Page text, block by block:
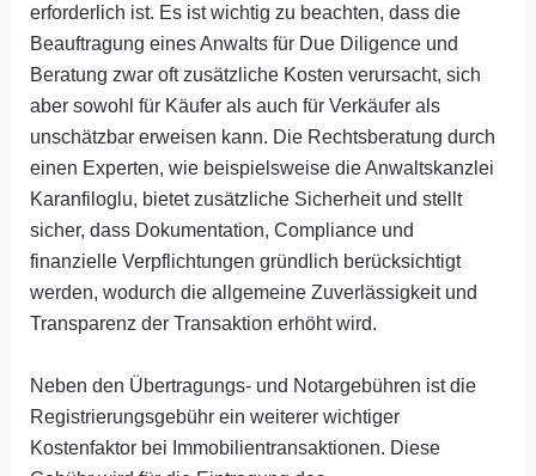
erforderlich ist. Es ist wichtig zu beachten, dass die
Beauftragung eines Anwalts für Due Diligence und
Beratung zwar oft zusätzliche Kosten verursacht, sich
aber sowohl für Käufer als auch für Verkäufer als
unschätzbar erweisen kann. Die Rechtsberatung durch
einen Experten, wie beispielsweise die Anwaltskanzlei
Karanfiloglu, bietet zusätzliche Sicherheit und stellt
sicher, dass Dokumentation, Compliance und
finanzielle Verpflichtungen gründlich berücksichtigt
werden, wodurch die allgemeine Zuverlässigkeit und
Transparenz der Transaktion erhöht wird.
Neben den Übertragungs- und Notargebühren ist die
Registrierungsgebühr ein weiterer wichtiger
Kostenfaktor bei Immobilientransaktionen. Diese